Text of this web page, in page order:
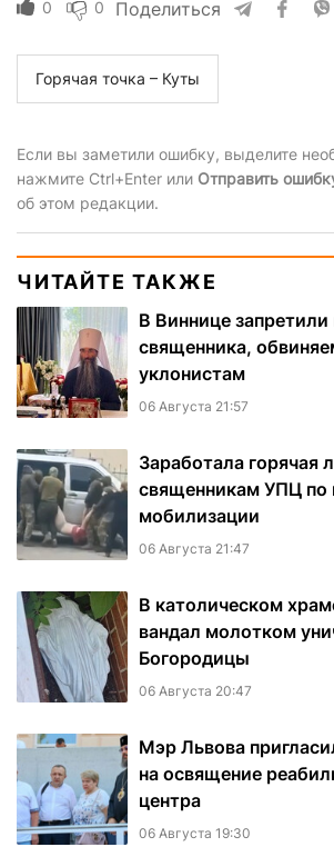
0 0 Поделиться
Горячая точка – Куты
Если вы заметили ошибку, выделите
нажмите Ctrl+Enter или Отправить
об этом редакции.
ЧИТАЙТЕ ТАКЖЕ
В Виннице
священника,
уклонистам
06 Августа 21:57
Заработала горячая
священникам УПЦ по
мобилизации
06 Августа 21:47
В католическом
вандал молотком
Богородицы
06 Августа 20:47
Мэр Львова
на освящение
центра
06 Августа 19:30